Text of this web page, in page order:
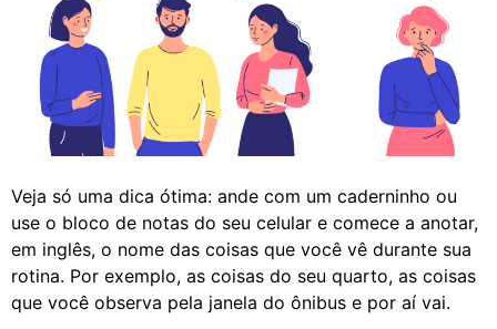
Veja só uma dica ótima: ande com um caderninho ou
use o bloco de notas do seu celular e comece a anotar,
em inglês, o nome das coisas que você vê durante sua
rotina. Por exemplo, as coisas do seu quarto, as coisas
que você observa pela janela do ônibus e por aí vai.